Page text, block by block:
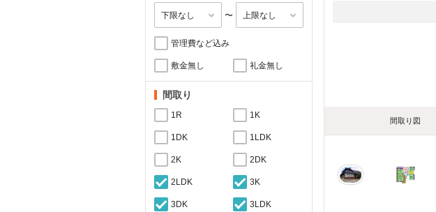
〜
管理費など込み
敷金無し 礼金無し
間取り
1R 1K
1DK 1LDK
2K 2DK
2LDK 3K
3DK 3LDK
間取り図